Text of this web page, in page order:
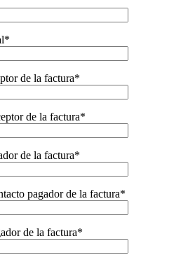
de la factura*
de la factura*
de la factura*
pagador de la factura*
de la factura*